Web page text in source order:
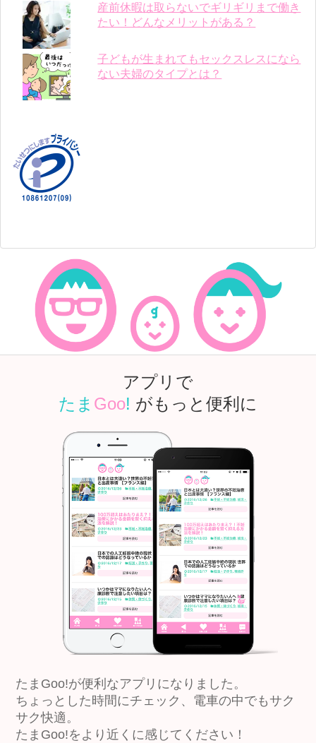
産前休暇は取らないでギリギリまで働き
たい！どんなメリットがある？
子どもが生まれてもセックスレスになら
ない夫婦のタイプとは？
アプリで
たま Goo! がもっと便利に
たまGoo!が便利なアプリになりました。
ちょっとした時間にチェック、電車の中でもサク
サク快適。
たまGoo!をより近くに感じてください！